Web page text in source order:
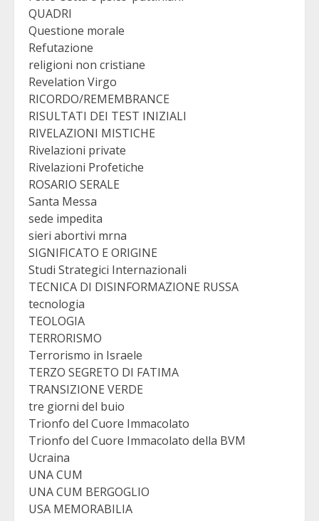
QUADRI
Questione morale
Refutazione
religioni non cristiane
Revelation Virgo
RICORDO/REMEMBRANCE
RISULTATI DEI TEST INIZIALI
RIVELAZIONI MISTICHE
Rivelazioni private
Rivelazioni Profetiche
ROSARIO SERALE
Santa Messa
sede impedita
sieri abortivi mrna
SIGNIFICATO E ORIGINE
Studi Strategici Internazionali
TECNICA DI DISINFORMAZIONE RUSSA
tecnologia
TEOLOGIA
TERRORISMO
Terrorismo in Israele
TERZO SEGRETO DI FATIMA
TRANSIZIONE VERDE
tre giorni del buio
Trionfo del Cuore Immacolato
Trionfo del Cuore Immacolato della BVM
Ucraina
UNA CUM
UNA CUM BERGOGLIO
USA MEMORABILIA